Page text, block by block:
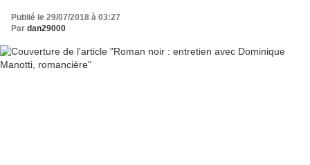
Publié le 29/07/2018 à 03:27
Par dan29000